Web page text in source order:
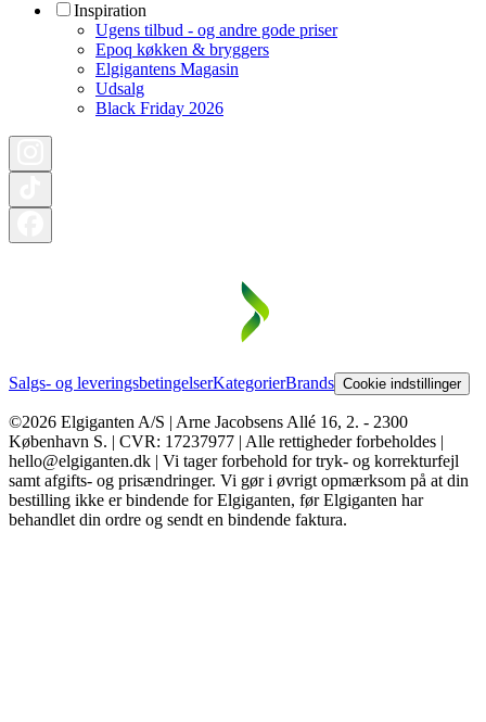
Inspiration
Ugens tilbud - og andre gode priser
Epoq køkken & bryggers
Elgigantens Magasin
Udsalg
Black Friday 2026
Salgs- og leveringsbetingelserKategorierBrands Cookie indstillinger
©2026 Elgiganten A/S | Arne Jacobsens Allé 16, 2. - 2300
København S. | CVR: 17237977 | Alle rettigheder forbeholdes |
hello@elgiganten.dk | Vi tager forbehold for tryk- og korrekturfejl
samt afgifts- og prisændringer. Vi gør i øvrigt opmærksom på at din
bestilling ikke er bindende for Elgiganten, før Elgiganten har
behandlet din ordre og sendt en bindende faktura.